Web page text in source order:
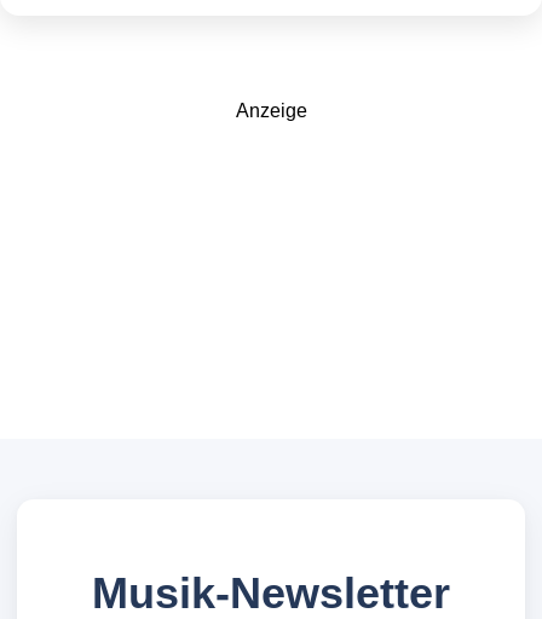
Anzeige
Musik-Newsletter